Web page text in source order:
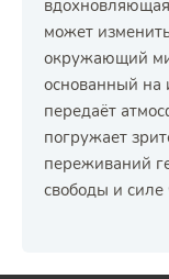
может
окружающий
основанный на
передаёт
погружает
переживаний
свободы и силе